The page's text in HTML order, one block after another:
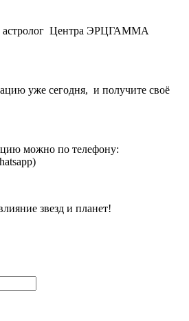
астролог Центра ЭРЦГАММА
уже сегодня, и получите своё
можно по телефону:
звезд и планет!